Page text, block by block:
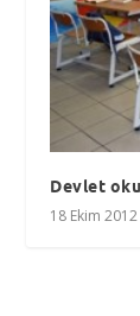
Devlet
18 Ekim 2012